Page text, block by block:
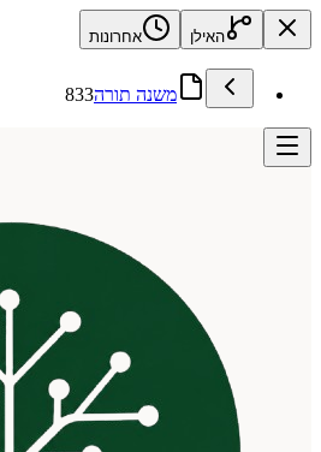
האילן אחרונות
משנה תורה833